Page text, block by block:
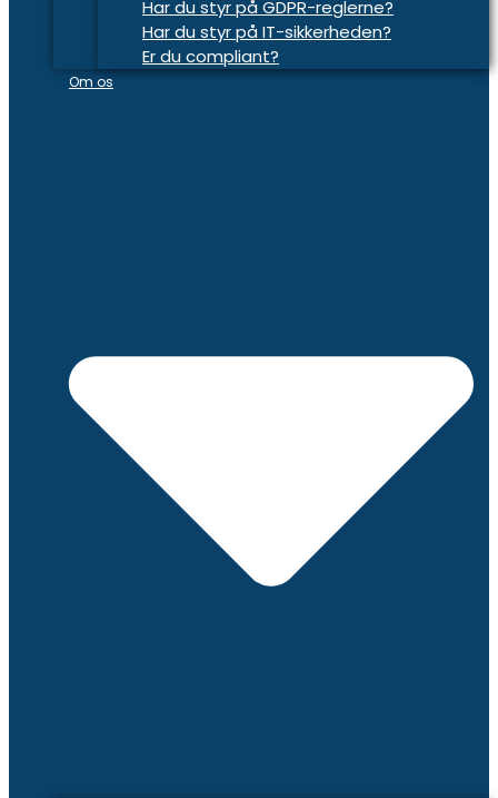
Har du styr på GDPR-reglerne?
Har du styr på IT-sikkerheden?
Er du compliant?
Om os